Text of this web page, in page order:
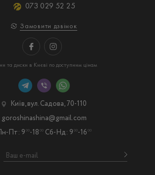
073 029 52 25
Замовити дзвінок
та диски в Києві по доступним цінам
Київ, вул. Садова, 70-110
Пт: 9 00-18 00 Сб-Нд: 9 00-16 00
goroshinashina@gmail.com